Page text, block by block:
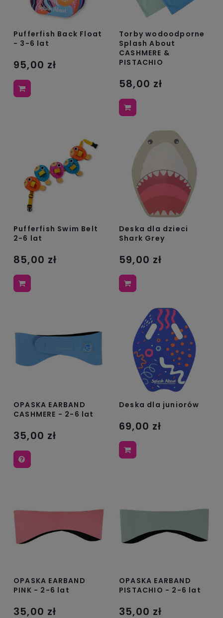
Pufferfish Back Float
- 3-6 lat
95,00 zł
Torby wodoodporne
Splash About
CASHMERE &
PISTACHIO
58,00 zł
Pufferfish Swim Belt
2-6 lat
85,00 zł
Deska dla dzieci
Shark Grey
59,00 zł
OPASKA EARBAND
CASHMERE - 2-6 lat
35,00 zł
Deska dla juniorów
69,00 zł
OPASKA EARBAND
PINK - 2-6 lat
35,00 zł
OPASKA EARBAND
PISTACHIO - 2-6 lat
35,00 zł